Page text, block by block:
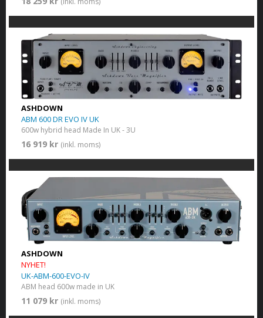
ASHDOWN
ABM 600 DR EVO IV UK
600w hybrid head Made In UK - 3U
16 919 kr (inkl. moms)
ASHDOWN
NYHET!
UK-ABM-600-EVO-IV
ABM head 600w made in UK
11 079 kr (inkl. moms)